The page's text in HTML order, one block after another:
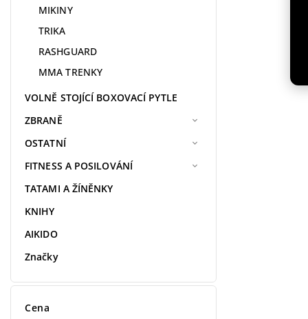
MIKINY
TRIKA
RASHGUARD
MMA TRENKY
VOLNĚ STOJÍCÍ BOXOVACÍ PYTLE
ZBRANĚ
OSTATNÍ
FITNESS A POSILOVÁNÍ
TATAMI A ŽÍNĚNKY
KNIHY
AIKIDO
Značky
Cena